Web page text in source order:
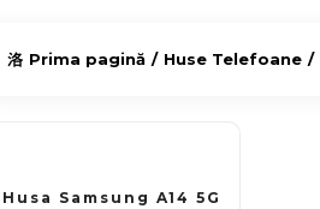
Prima pagină Huse Telefoane
Husa Samsung A14 5G